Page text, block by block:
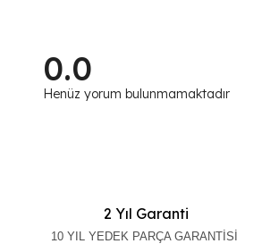
0.0
Henüz yorum bulunmamaktadır
2 Yıl Garanti
10 YIL YEDEK PARÇA GARANTİSİ